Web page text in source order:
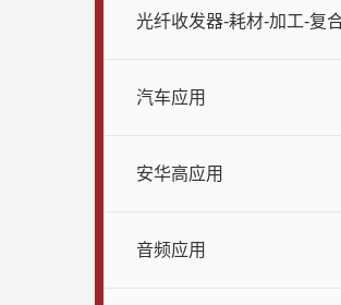
光纤收发器-耗材-加工-复
汽车应用
安华高应用
音频应用